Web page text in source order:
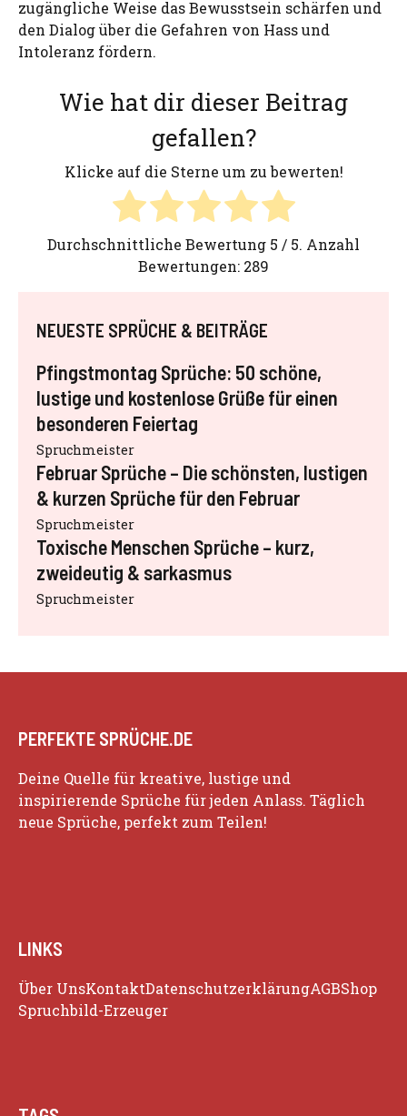
zugängliche Weise das Bewusstsein schärfen und
den Dialog über die Gefahren von Hass und
Intoleranz fördern.
Wie hat dir dieser Beitrag
gefallen?
Klicke auf die Sterne um zu bewerten!
Durchschnittliche Bewertung 5 / 5. Anzahl
Bewertungen: 289
NEUESTE SPRÜCHE & BEITRÄGE
Pfingstmontag Sprüche: 50 schöne,
lustige und kostenlose Grüße für einen
besonderen Feiertag
Spruchmeister
Februar Sprüche – Die schönsten, lustigen
& kurzen Sprüche für den Februar
Spruchmeister
Toxische Menschen Sprüche – kurz,
zweideutig & sarkasmus
Spruchmeister
PERFEKTE SPRÜCHE.DE
Deine Quelle für kreative, lustige und
inspirierende Sprüche für jeden Anlass. Täglich
neue Sprüche, perfekt zum Teilen!
LINKS
Über UnsKontaktDatenschutzerklärungAGBShop
Spruchbild-Erzeuger